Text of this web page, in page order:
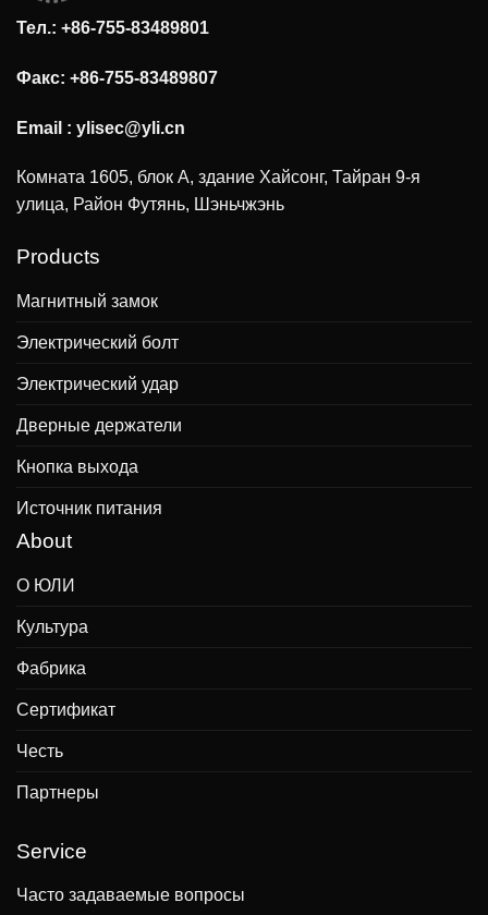
Тел.: +86-755-83489801
Факс: +86-755-83489807
Email : ylisec@yli.cn
Комната 1605, блок А, здание Хайсонг, Тайран 9-я
улица, Район Футянь, Шэньчжэнь
Products
Магнитный замок
Электрический болт
Электрический удар
Дверные держатели
Кнопка выхода
Источник питания
About
О ЮЛИ
Культура
Фабрика
Сертификат
Честь
Партнеры
Service
Часто задаваемые вопросы